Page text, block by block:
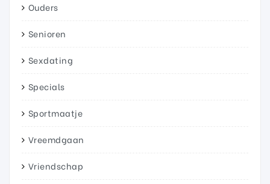
Ouders
Senioren
Sexdating
Specials
Sportmaatje
Vreemdgaan
Vriendschap